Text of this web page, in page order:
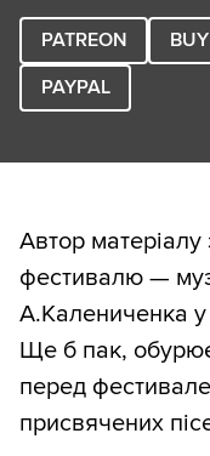
PATREON
PAYPAL
Автор матеріалу
фестивалю —
А.Калениченка у
Ще б пак,
перед
присвячених